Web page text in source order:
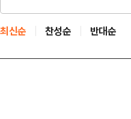
최신순 찬성순 반대순